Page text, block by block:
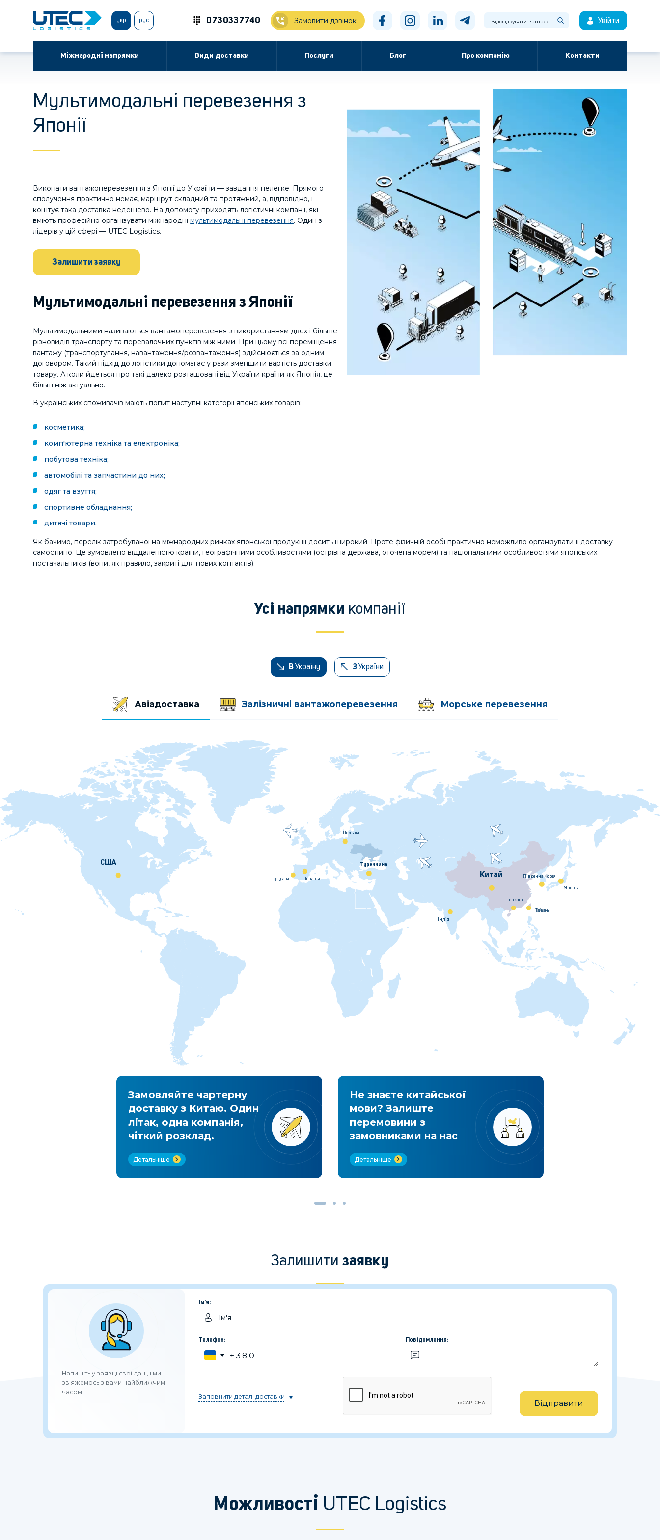
укр рус 0730337740 Замовити дзвінок Увійти
Міжнародні напрямки Види доставки Послуги Блог Про компанію Контакти
Мультимодальні перевезення з
Японії
Виконати вантажоперевезення з Японії до України — завдання нелегке. Прямого
сполучення практично немає, маршрут складний та протяжний, а, відповідно, і
коштує така доставка недешево. На допомогу приходять логістичні компанії, які
вміють професійно організувати міжнароднімультимодальні перевезення. Один з
лідерів у цій сфері — UTEC Logistics.
Залишити заявку
Мультимодальні перевезення з Японії
Мультимодальними називаються вантажоперевезення з використанням двох і більше
різновидів транспорту та перевалочних пунктів між ними. При цьому всі переміщення
вантажу (транспортування, навантаження/розвантаження) здійснюється за одним
договором. Такий підхід до логістики допомагає у рази зменшити вартість доставки
товару. А коли йдеться про такі далеко розташовані від України країни як Японія, це
більш ніж актуально.
В українських споживачів мають попит наступні категорії японських товарів:
косметика;
комп'ютерна техніка та електроніка;
побутова техніка;
автомобілі та запчастини до них;
одяг та взуття;
спортивне обладнання;
дитячі товари.
Як бачимо, перелік затребуваної на міжнародних ринках японської продукції досить широкий. Проте фізичній особі практично неможливо організувати її доставку
самостійно. Це зумовлено віддаленістю країни, географічними особливостями (острівна держава, оточена морем) та національними особливостями японських
постачальників (вони, як правило, закриті для нових контактів).
Усі напрямки компанії
В Україну З України
Авіадоставка Залізничні вантажоперевезення Морське перевезення
США
Португалiя Iспанiя
Польща
Японiя
Пiвденна Корея
Тайвань
Гонконг
Туреччина
Iндiя
Китай
Замовляйте чартерну
доставку з Китаю. Один
літак, одна компанія,
чіткий розклад.
Детальніше
Не знаєте китайської
мови? Залиште
перемовини з
замовниками на нас
Детальніше
Залишити заявку
Напишіть у заявці свої дані, і ми
зв'яжемось з вами найближчим
часом
Ім'я:
Телефон: Повідомлення:
Заповнити деталі доставки
Відправити
Можливості UTEC Logistics